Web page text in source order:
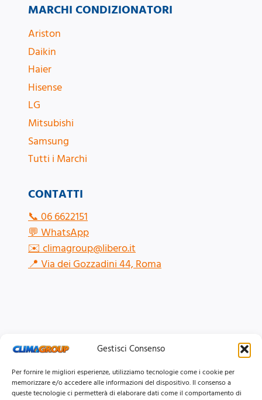
Gestisci Consenso
Per fornire le migliori esperienze, utilizziamo tecnologie come i cookie per
memorizzare e/o accedere alle informazioni del dispositivo. Il consenso a
queste tecnologie ci permetterà di elaborare dati come il comportamento di
CONTATTI
📞06 6622151
💬WhatsApp
✉️climagroup@libero.it
📍Via dei Gozzadini 44, Roma
MARCHI CONDIZIONATORI
Ariston
Daikin
Haier
Hisense
LG
Mitsubishi
Samsung
Tutti i Marchi